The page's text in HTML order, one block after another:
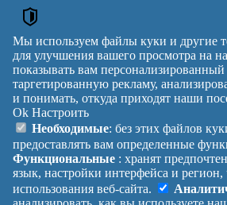
Почтовые индексы Украины.
р-н,
Миколаївська
обл.
75, 76, 77, 98, 98/3, 99,
99А, 100, 101, 101/1,
Вулиця № будинків
reklama
Правила
Помощь
Платные
услуги
Политика
Манифест
О проекте
Мы используем файлы куки и другие
для улучшения вашего просмотра на
показывать вам персонализированный
таргетированную рекламу,
и понимать, откуда приходят наши
Ok Настроить
Необходимые: без этих файлов
предоставлять вам определенные
Функциональные : хранят
язык, настройки интерфейса и
использования веб-сайта.